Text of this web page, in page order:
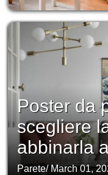
Poster da
scegliere
abbinarla
Parete/ March 01,